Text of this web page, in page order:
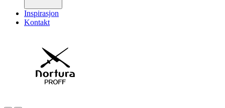
Inspirasjon
Kontakt